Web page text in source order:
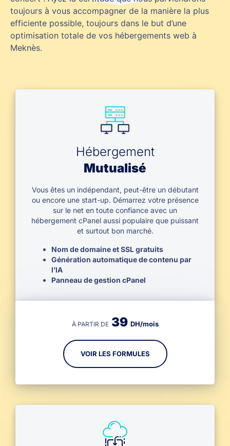
toujours à vous accompagner de la manière la plus
efficiente possible, toujours dans le but d’une
optimisation totale de vos hébergements web à
Meknès.
Hébergement
Mutualisé
Vous êtes un indépendant, peut-être un débutant
ou encore une start-up. Démarrez votre présence
sur le net en toute confiance avec un
hébergement cPanel aussi populaire que puissant
et surtout bon marché.
Nom de domaine et SSL gratuits
Génération automatique de contenu par
l’IA
Panneau de gestion cPanel
À PARTIR DE 39 DH/mois
VOIR LES FORMULES